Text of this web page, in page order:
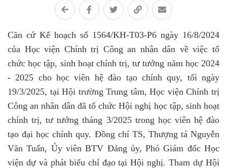
Căn cứ Kế hoạch số 1564/KH-T03-P6 ngày 16/8/2024
của Học viện Chính trị Công an nhân dân về việc tổ
chức học tập, sinh hoạt chính trị, tư tưởng năm học 2024
- 2025 cho học viên hệ đào tạo chính quy, tối ngày
19/3/2025, tại Hội trường Trung tâm, Học viện Chính trị
Công an nhân dân đã tổ chức Hội nghị học tập, sinh hoạt
chính trị, tư tưởng tháng 3/2025 trong học viên hệ đào
tạo đại học chính quy. Đồng chí TS, Thượng tá Nguyễn
Văn Tuấn, Ủy viên BTV Đảng ủy, Phó Giám đốc Học
viện dự và phát biểu chỉ đạo tại Hội nghị. Tham dự Hội